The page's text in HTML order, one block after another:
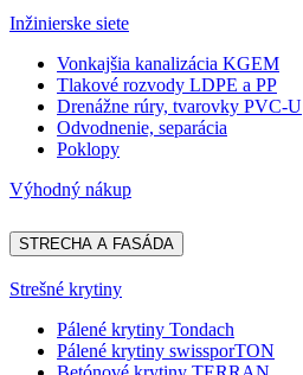
Inžinierske siete
Vonkajšia kanalizácia KGEM
Tlakové rozvody LDPE a PP
Drenážne rúry, tvarovky PVC-U
Odvodnenie, separácia
Poklopy
Výhodný nákup
STRECHA A FASÁDA
Strešné krytiny
Pálené krytiny Tondach
Pálené krytiny swissporTON